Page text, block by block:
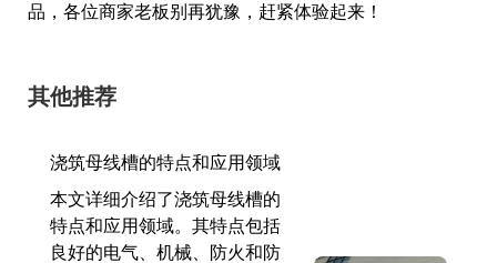
品，各位商家老板别再犹豫，赶紧体验起来！
其他推荐
浇筑母线槽的特点和应用领域
本文详细介绍了浇筑母线槽的
特点和应用领域。其特点包括
良好的电气、机械、防火和防